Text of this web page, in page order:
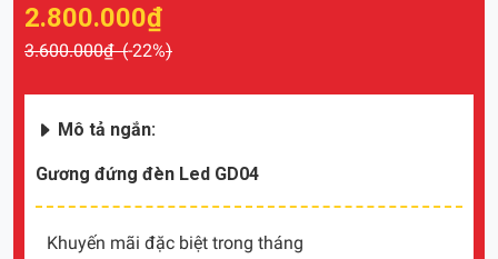
2.800.000₫
3.600.000₫ (-22%)
Mô tả ngắn:
Gương đứng đèn Led GD04
Khuyến mãi đặc biệt trong tháng